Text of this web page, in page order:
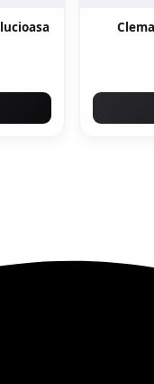
Faianta Lorca Dark Brown 25 x 40 lucioasa